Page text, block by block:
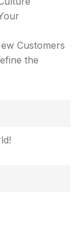
Customers
the